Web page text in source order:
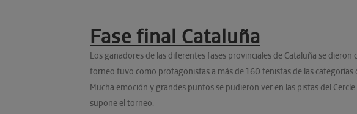
Fase final Cataluña
Los ganadores de las diferentes fases provinciales de Cataluña se
torneo tuvo como protagonistas a más de 160 tenistas de las
Mucha emoción y grandes puntos se pudieron ver en las pistas del
supone el torneo.